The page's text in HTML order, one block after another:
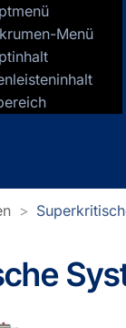
Menü
Helmholtz-